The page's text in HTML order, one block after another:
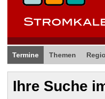
Termine Themen
Ihre Suche